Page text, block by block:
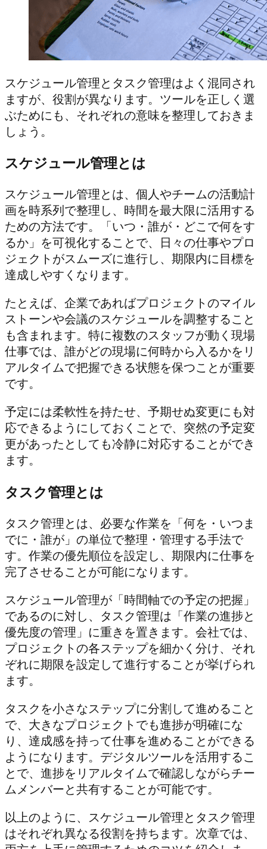
スケジュール管理とタスク管理はよく混同され
ますが、役割が異なります。ツールを正しく選
ぶためにも、それぞれの意味を整理しておきま
しょう。
スケジュール管理とは
スケジュール管理とは、個人やチームの活動計
画を時系列で整理し、時間を最大限に活用する
ための方法です。「いつ・誰が・どこで何をす
るか」を可視化することで、日々の仕事やプロ
ジェクトがスムーズに進行し、期限内に目標を
達成しやすくなります。
たとえば、企業であればプロジェクトのマイル
ストーンや会議のスケジュールを調整すること
も含まれます。特に複数のスタッフが動く現場
仕事では、誰がどの現場に何時から入るかをリ
アルタイムで把握できる状態を保つことが重要
です。
予定には柔軟性を持たせ、予期せぬ変更にも対
応できるようにしておくことで、突然の予定変
更があったとしても冷静に対応することができ
ます。
タスク管理とは
タスク管理とは、必要な作業を「何を・いつま
でに・誰が」の単位で整理・管理する手法で
す。作業の優先順位を設定し、期限内に仕事を
完了させることが可能になります。
スケジュール管理が「時間軸での予定の把握」
であるのに対し、タスク管理は「作業の進捗と
優先度の管理」に重きを置きます。会社では、
プロジェクトの各ステップを細かく分け、それ
ぞれに期限を設定して進行することが挙げられ
ます。
タスクを小さなステップに分割して進めること
で、大きなプロジェクトでも進捗が明確にな
り、達成感を持って仕事を進めることができる
ようになります。デジタルツールを活用するこ
とで、進捗をリアルタイムで確認しながらチー
ムメンバーと共有することが可能です。
以上のように、スケジュール管理とタスク管理
はそれぞれ異なる役割を持ちます。次章では、